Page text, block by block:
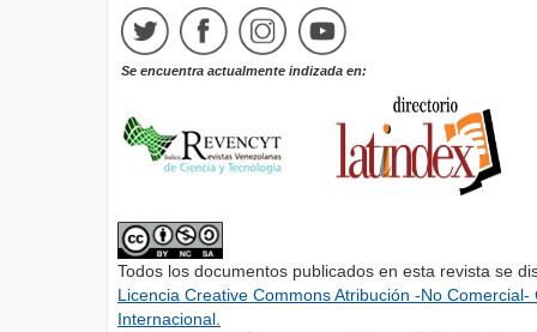
Se encuentra actualmente indizada en:
Todos los documentos publicados en esta revista se
Licencia Creative Commons Atribución -No
Internacional.